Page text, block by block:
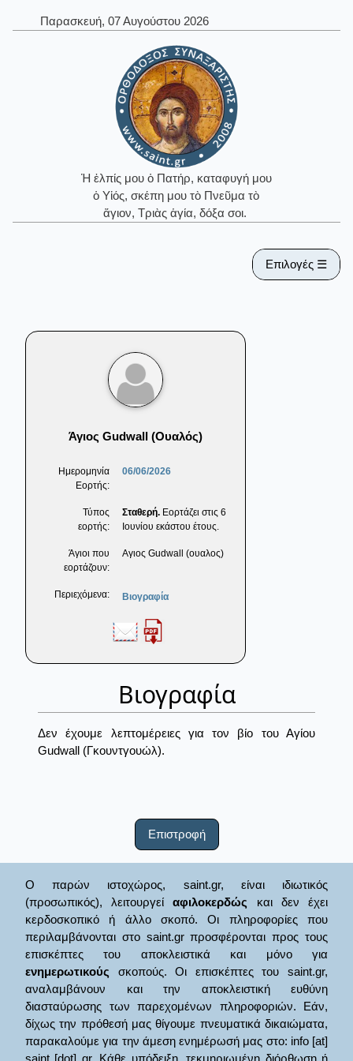
Παρασκευή, 07 Αυγούστου 2026
Ἡ ἐλπίς μου ὁ Πατήρ, καταφυγή μου
ὁ Υἱός, σκέπη μου τὸ Πνεῦμα τὸ
ἅγιον, Τριὰς ἁγία, δόξα σοι.
Επιλογές ☰
Άγιος Gudwall (Ουαλός)
Ημερομηνία
Εορτής:
06/06/2026
Τύπος
εορτής:
Σταθερή. Εορτάζει στις 6
Ιουνίου εκάστου έτους.
Άγιοι που
εορτάζουν:
Αγιος Gudwall (ουαλος)
Περιεχόμενα: Βιογραφία
Βιογραφία
Δεν έχουμε λεπτομέρειες για τον βίο του Αγίου
Gudwall (Γκουντγουώλ).
Επιστροφή
Ο παρών ιστοχώρος, saint.gr, είναι ιδιωτικός
(προσωπικός), λειτουργείαφιλοκερδώς και δεν έχει
κερδοσκοπικό ή άλλο σκοπό. Οι πληροφορίες που
περιλαμβάνονται στο saint.gr προσφέρονται προς τους
επισκέπτες του αποκλειστικά και μόνο για
ενημερωτικούς σκοπούς. Οι επισκέπτες του saint.gr,
αναλαμβάνουν και την αποκλειστική ευθύνη
διασταύρωσης των παρεχομένων πληροφοριών. Εάν,
δίχως την πρόθεσή μας θίγουμε πνευματικά δικαιώματα,
παρακαλούμε για την άμεση ενημέρωσή μας στο: info [at]
saint [dot] gr. Κάθε υπόδειξη, τεκμηριωμένη διόρθωση ή